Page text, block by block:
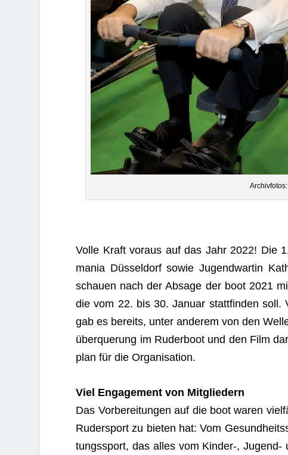
Volle Kraft vor­aus auf das Jahr 2022! Die
ma­nia Düs­sel­dorf sowie Jugend­war­tin
schauen nach der Absage der boot 2021
die vom 22. bis 30. Januar statt­fin­den soll.
gab es bereits, unter ande­rem von den
über­que­rung im Ruder­boot und den Film
plan für die Organisation.
Viel Enga­ge­ment von Mitgliedern
Das Vor­be­rei­tun­gen auf die boot waren
Ruder­sport zu bie­ten hat: Vom
tungs­sport, das alles vom Kinder‑,